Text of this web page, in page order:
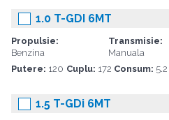
1.0 T-GDI 6MT
Propulsie:
Benzina
Transmisie:
Manuala
Putere: 120 Cuplu: 172 Consum: 5.2
1.5 T-GDi 6MT